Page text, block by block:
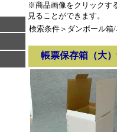
※商品画像をクリックす
見ることができます。
検索条件＞ダンボール
帳票保存箱（大